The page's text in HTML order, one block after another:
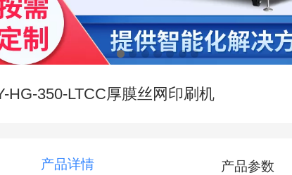
HG-350-LTCC厚膜丝网印刷机
产品详情 产品参数